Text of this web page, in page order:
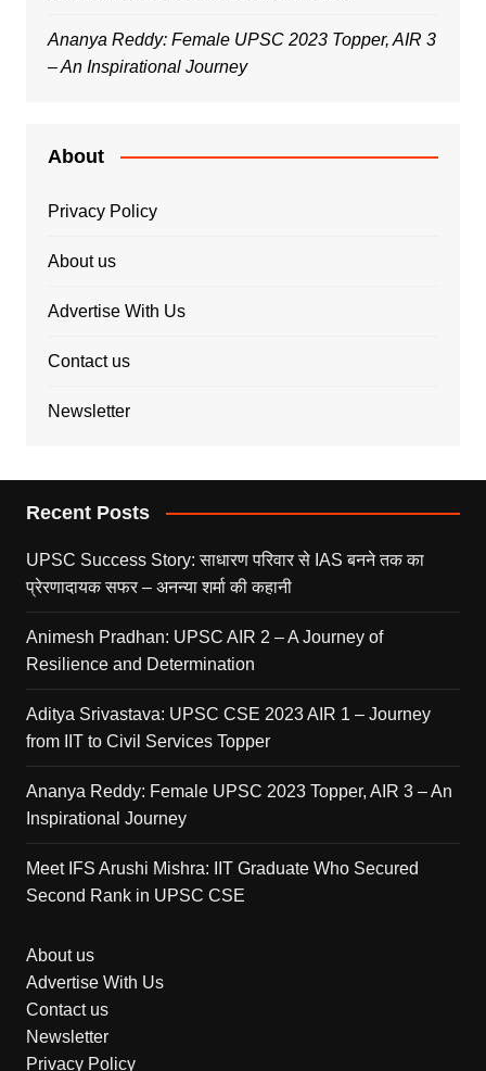
Ananya Reddy: Female UPSC 2023 Topper, AIR 3
– An Inspirational Journey
About
Privacy Policy
About us
Advertise With Us
Contact us
Newsletter
Recent Posts
UPSC Success Story: साधारण परिवार से IAS बनने तक का
प्रेरणादायक सफर – अनन्या शर्मा की कहानी
Animesh Pradhan: UPSC AIR 2 – A Journey of
Resilience and Determination
Aditya Srivastava: UPSC CSE 2023 AIR 1 – Journey
from IIT to Civil Services Topper
Ananya Reddy: Female UPSC 2023 Topper, AIR 3 – An
Inspirational Journey
Meet IFS Arushi Mishra: IIT Graduate Who Secured
Second Rank in UPSC CSE
About us
Advertise With Us
Contact us
Newsletter
Privacy Policy